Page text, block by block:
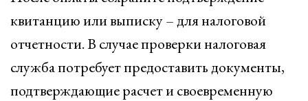
квитанцию или выписку – для налоговой
отчетности. В случае проверки налоговая
служба потребует предоставить документы,
подтверждающие расчет и своевременную